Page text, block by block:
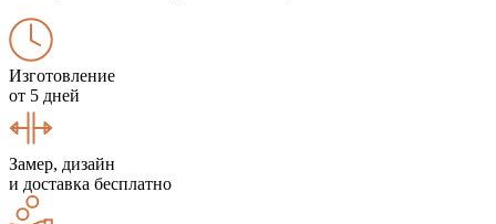
Изготовление
от 5 дней
Замер, дизайн
и доставка бесплатно